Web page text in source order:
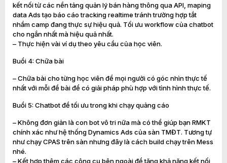
kết nối từ các nền tảng quản lý bán hàng thông qua API, maping
data Ads tạo báo cáo tracking realtime tránh trường hợp tắt
nhầm camp đang thực sự hiệu quả. Tối ưu workflow của chatbot
cho ngắn nhất mà hiệu quả nhất.
– Thực hiện vài ví dụ theo yêu cầu của học viên.
Buổi 4: Chữa bài
– Chữa bài cho từng học viên để mọi người có góc nhìn thực tế
nhất với mỗi đề bài để có giải pháp phù hợp với tình hình thực tế.
Buổi 5: Chatbot để tối ưu trong khi chạy quảng cáo
– Không đơn giản là con bot vô tri nữa mà có thể giúp bạn RMKT
chính xác như hệ thống Dynamics Ads của sàn TMĐT. Tương tự
như chạy CPAS trên sàn nhưng đây là cách build chạy trên Mess
nhé.
– Kết hợp thêm các công cụ bên ngoài để tăng khả năng kết nối